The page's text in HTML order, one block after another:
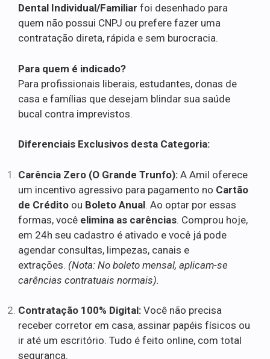
Dental Individual/Familiar foi desenhado para
quem não possui CNPJ ou prefere fazer uma
contratação direta, rápida e sem burocracia.
Para quem é indicado?
Para profissionais liberais, estudantes, donas de
casa e famílias que desejam blindar sua saúde
bucal contra imprevistos.
Diferenciais Exclusivos desta Categoria:
Carência Zero (O Grande Trunfo): A Amil oferece
um incentivo agressivo para pagamento no Cartão
de Crédito ou Boleto Anual. Ao optar por essas
formas, você elimina as carências. Comprou hoje,
em 24h seu cadastro é ativado e você já pode
agendar consultas, limpezas, canais e
extrações. (Nota: No boleto mensal, aplicam-se
carências contratuais normais).
Contratação 100% Digital: Você não precisa
receber corretor em casa, assinar papéis físicos ou
ir até um escritório. Tudo é feito online, com total
segurança.